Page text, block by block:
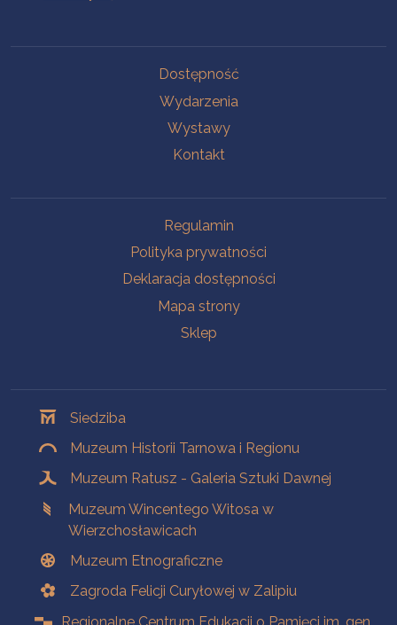
Dostępność
Wydarzenia
Wystawy
Kontakt
Regulamin
Polityka prywatności
Deklaracja dostępności
Mapa strony
Sklep
Siedziba
Muzeum Historii Tarnowa i Regionu
Muzeum Ratusz - Galeria Sztuki Dawnej
Muzeum Wincentego Witosa w
Wierzchosławicach
Muzeum Etnograficzne
Zagroda Felicji Curyłowej w Zalipiu